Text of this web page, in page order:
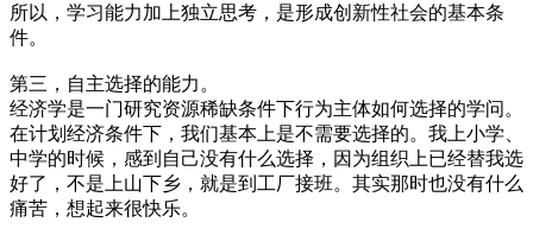
所以，学习能力加上独立思考，是形成创新性社会的基本条
件。
第三，自主选择的能力。
经济学是一门研究资源稀缺条件下行为主体如何选择的学问。
在计划经济条件下，我们基本上是不需要选择的。我上小学、
中学的时候，感到自己没有什么选择，因为组织上已经替我选
好了，不是上山下乡，就是到工厂接班。其实那时也没有什么
痛苦，想起来很快乐。